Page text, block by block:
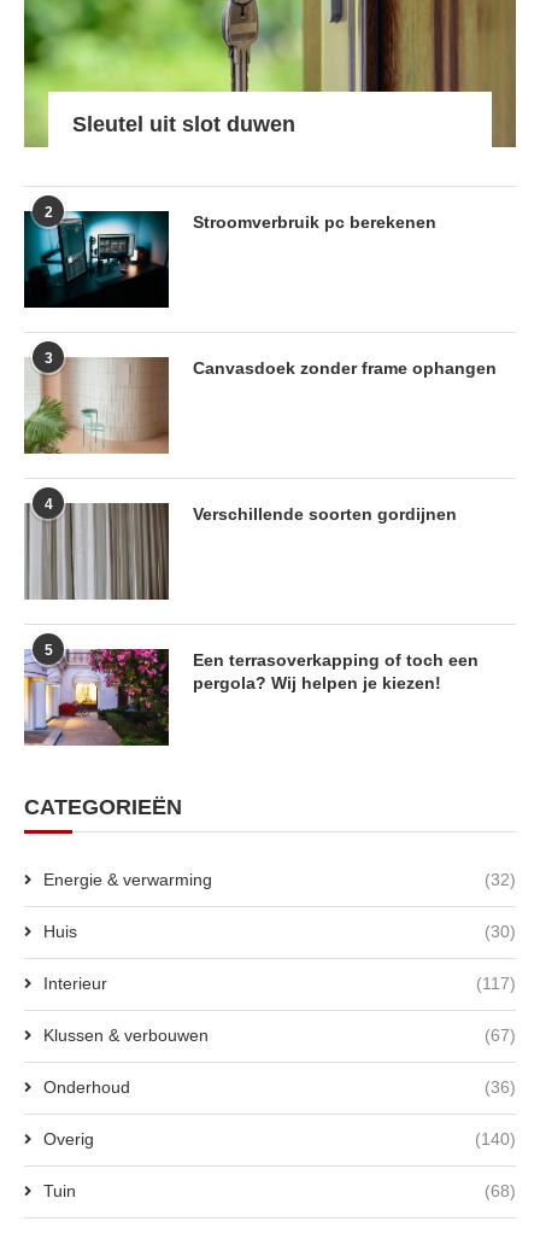
Sleutel uit slot duwen
2 Stroomverbruik pc berekenen
3 Canvasdoek zonder frame ophangen
4 Verschillende soorten gordijnen
5
Een terrasoverkapping of toch een
pergola? Wij helpen je kiezen!
CATEGORIEËN
Energie & verwarming (32)
Huis (30)
Interieur (117)
Klussen & verbouwen (67)
Onderhoud (36)
Overig (140)
Tuin (68)